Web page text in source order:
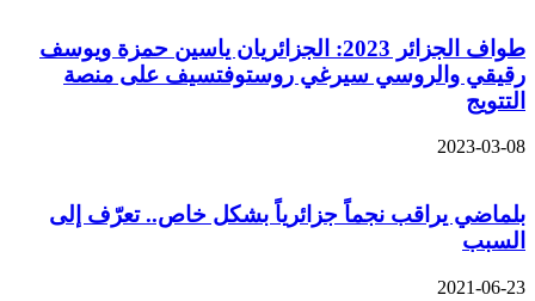
طواف الجزائر 2023: الجزائريان ياسين حمزة ويوسف
رقيقي والروسي سيرغي روستوفتسيف على منصة
التتويج
2023-03-08
بلماضي يراقب نجماً جزائرياً بشكل خاص.. تعرّف إلى
السبب
2021-06-23